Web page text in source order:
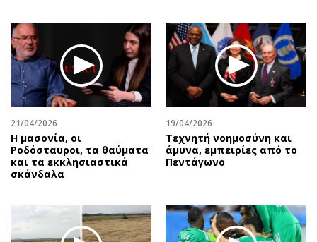
Οικονομική
Οικονομία
Real Estate
Επιχειρήσεις
Αγορές
Money Review
AstroBank Properties
Trends
Ναυτιλία
Περιβάλλον
Αφιερώματα
Πολιτική
Οικονομία
Γενικά
Αναδρομές
Πρόσωπα
Περιβάλλον
Showbiz
Ταξίδια
21/04/2026
Η μασονία, οι
Ροδόσταυροι, τα θαύματα
και τα εκκλησιαστικά
σκάνδαλα
19/04/2026
Τεχνητή νοημοσύνη και
άμυνα, εμπειρίες από το
Πεντάγωνο